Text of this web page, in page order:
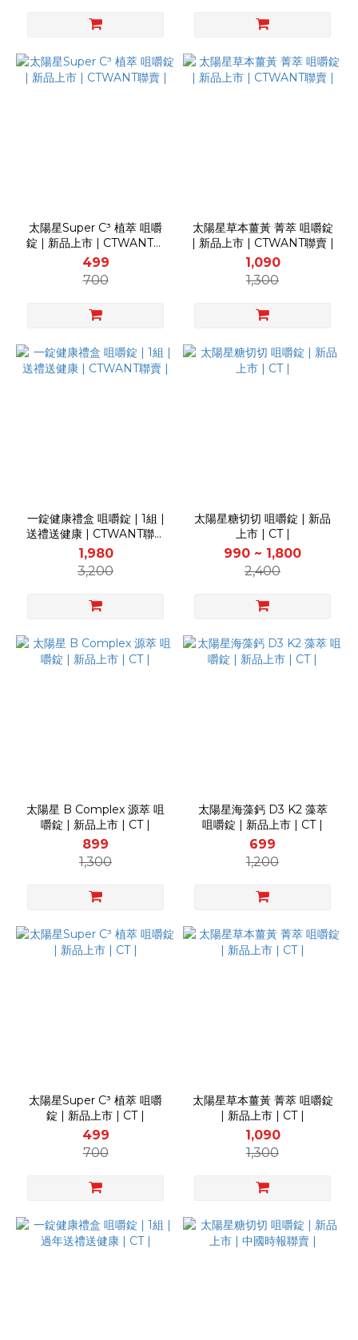
太陽星Super C³ 植萃 咀嚼
錠 | 新品上市 | CTWANT聯
賣 |
499
700
太陽星草本薑黃 菁萃 咀嚼錠
| 新品上市 | CTWANT聯賣 |
1,090
1,300
一錠健康禮盒 咀嚼錠 | 1組 |
送禮送健康 | CTWANT聯賣
|
1,980
3,200
太陽星糖切切 咀嚼錠 | 新品
上市 | CT |
990 ~ 1,800
2,400
太陽星 B Complex 源萃 咀
嚼錠 | 新品上市 | CT |
899
1,300
太陽星海藻鈣 D3 K2 藻萃
咀嚼錠 | 新品上市 | CT |
699
1,200
太陽星Super C³ 植萃 咀嚼
錠 | 新品上市 | CT |
499
700
太陽星草本薑黃 菁萃 咀嚼錠
| 新品上市 | CT |
1,090
1,300